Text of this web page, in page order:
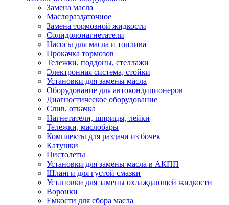
Замена масла
Маслораздаточное
Замена тормозной жидкости
Солидолонагнетатели
Насосы для масла и топлива
Прокачка тормозов
Тележки, поддоны, стеллажи
Электронная система, стойки
Установки для замены масла
Оборудование для автокондиционеров
Диагностическое оборудование
Слив, откачка
Нагнетатели, шприцы, лейки
Тележки, маслобары
Комплекты для раздачи из бочек
Катушки
Пистолеты
Установки для замены масла в АКПП
Шланги для густой смазки
Установки для замены охлаждающей жидкости
Воронки
Емкости для сбора масла